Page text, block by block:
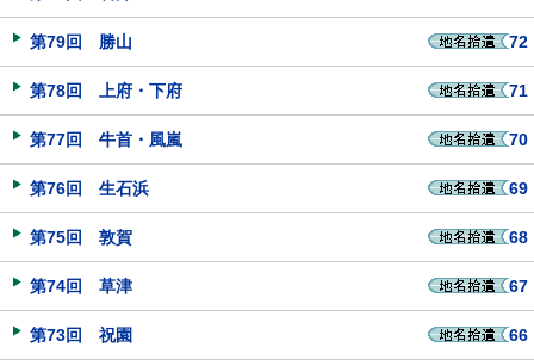
第79回 勝山 72
第78回 上府・下府 71
第77回 牛首・風嵐 70
第76回 生石浜 69
第75回 敦賀 68
第74回 草津 67
第73回 祝園 66